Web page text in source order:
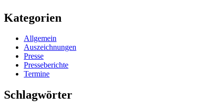
Kategorien
Allgemein
Auszeichnungen
Presse
Presseberichte
Termine
Schlagwörter